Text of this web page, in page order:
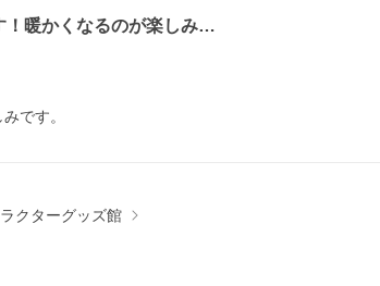
！暖かくなるのが楽しみ…
です。
クターグッズ館